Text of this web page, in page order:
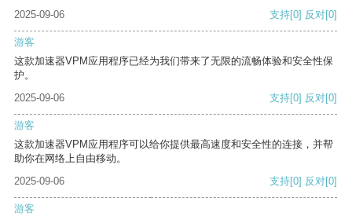
2025-09-06 支持[0] 反对[0]
游客
这款加速器VPM应用程序已经为我们带来了无限的流畅体验和安全性保
护。
2025-09-06
支持[0] 反对[0]
游客
这款加速器VPM应用程序可以给你提供最高速度和安全性的连接，并帮
助你在网络上自由移动。
2025-09-06
支持[0] 反对[0]
游客